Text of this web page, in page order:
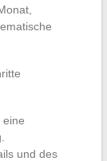
eine
und des